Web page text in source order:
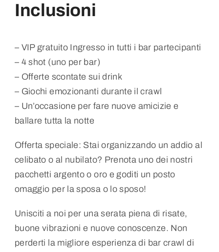
Inclusioni
– VIP gratuito Ingresso in tutti i bar partecipanti
– 4 shot (uno per bar)
– Offerte scontate sui drink
– Giochi emozionanti durante il crawl
– Un’occasione per fare nuove amicizie e
ballare tutta la notte
Offerta speciale: Stai organizzando un addio al
celibato o al nubilato? Prenota uno dei nostri
pacchetti argento o oro e goditi un posto
omaggio per la sposa o lo sposo!
Unisciti a noi per una serata piena di risate,
buone vibrazioni e nuove conoscenze. Non
perderti la migliore esperienza di bar crawl di